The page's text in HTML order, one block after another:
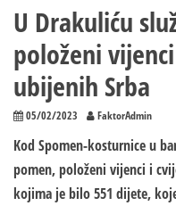
U Drakuliću
položeni
ubijenih Srba
05/02/2023 FaktorAdmin
Kod Spomen-kosturnice u
pomen, položeni vijenci i
kojima je bilo 551 dijete,